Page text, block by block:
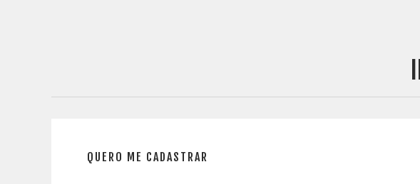
QUERO ME CADASTRAR